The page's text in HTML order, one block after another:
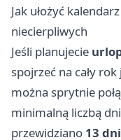
Jak ułożyć
niecierpliwych
Jeśli planujecie
spojrzeć na cały
można sprytnie
minimalną liczbą
przewidziano 13